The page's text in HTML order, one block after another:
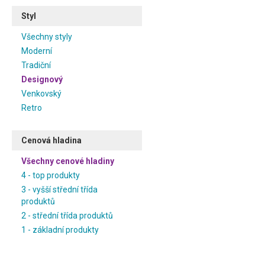
Styl
Všechny styly
Moderní
Tradiční
Designový
Venkovský
Retro
Cenová hladina
Všechny cenové hladiny
4 - top produkty
3 - vyšší střední třída
produktů
2 - střední třída produktů
1 - základní produkty